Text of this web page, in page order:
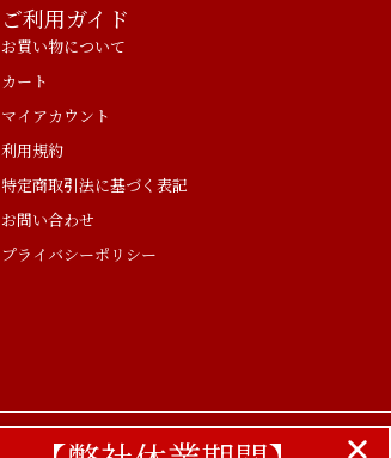
ご利用ガイド
お買い物について
カート
マイアカウント
利用規約
特定商取引法に基づく表記
お問い合わせ
プライバシーポリシー